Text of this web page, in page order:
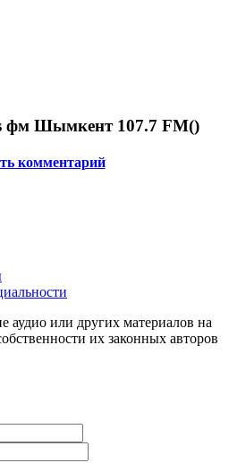
фм Шымкент 107.7 FM()
комментарий
аудио или других материалов на
их законных авторов